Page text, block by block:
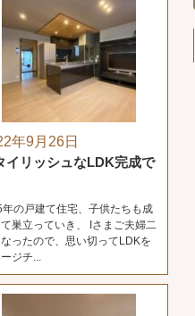
年9月26日
イリッシュなLDK完成で
の戸建て住宅、子供たちも成
巣立っていき、 Iさまご夫婦二
なったので、思い切ってLDKを
ジチ...